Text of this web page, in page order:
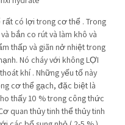
có lợi trong cơ thể . Trong
bắn co rút và làm khô và
thấp và giãn nở nhiệt trong
Nó cháy với không LỢI
khí . Những yếu tố này
cơ thể gạch, đặc biệt là
thấy 10 % trong công thức
quan thủy tinh thể thủy tinh